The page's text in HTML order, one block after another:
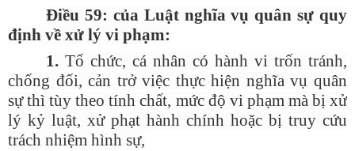
Điều 59: của Luật nghĩa vụ quân sự quy
định về xử lý vi phạm:
1. Tổ chức, cá nhân có hành vi trốn tránh,
chống đối, cản trở việc thực hiện nghĩa vụ quân
sự thì tùy theo tính chất, mức độ vi phạm mà bị xử
lý kỷ luật, xử phạt hành chính hoặc bị truy cứu
trách nhiệm hình sự,